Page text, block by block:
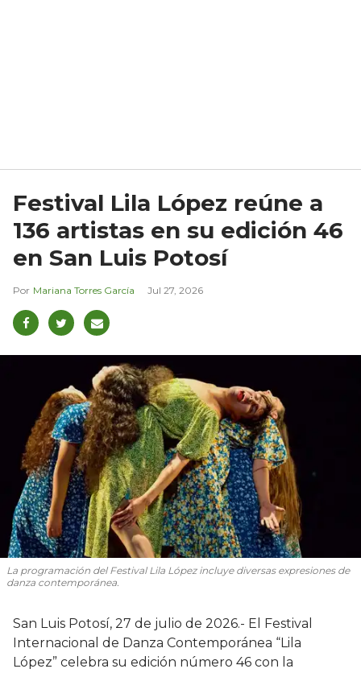
Festival Lila López reúne a
136 artistas en su edición 46
en San Luis Potosí
Mariana Torres García Jul 27, 2026
La programación del Festival Lila López incluye diversas expresiones de
danza contemporánea.
San Luis Potosí, 27 de julio de 2026.- El Festival
Internacional de Danza Contemporánea “Lila
López” celebra su edición número 46 con la